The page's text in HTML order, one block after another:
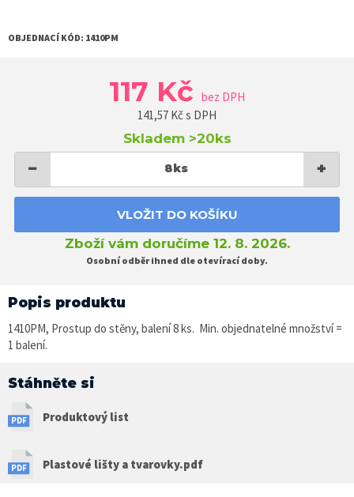
OBJEDNACÍ KÓD: 1410PM
117 Kč bez DPH
141,57 Kč s DPH
Skladem >20ks
− 8ks +
VLOŽIT DO KOŠÍKU
Zboží vám doručíme 12. 8. 2026.
Osobní odběr ihned dle otevírací doby.
Popis produktu
1410PM, Prostup do stěny, balení 8 ks. Min. objednatelné množství =
1 balení.
Stáhněte si
Produktový list
Plastové lišty a tvarovky.pdf